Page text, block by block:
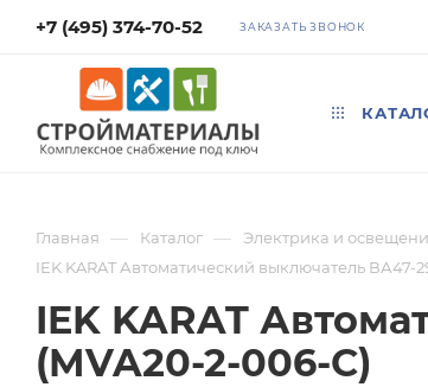
+7 (495) 374-70-52 ЗАКАЗАТЬ ЗВОНОК
Главная — Каталог — Электрика и
IEK KARAT Автоматический выключатель ВА47-
IEK KARAT
(MVA20-2-006-C)